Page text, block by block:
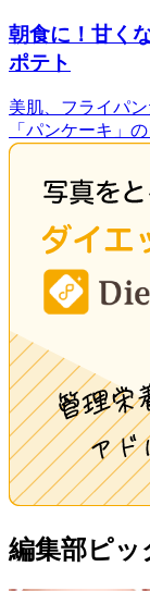
朝食に！甘く
ポテト
美肌、フライパ
「パンケーキ」
編集部ピッ